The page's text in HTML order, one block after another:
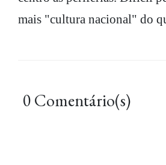
mais "cultura nacional" do
0 Comentário(s)